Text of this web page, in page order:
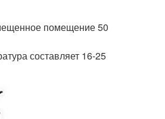
помещение 50
составляет 16-25